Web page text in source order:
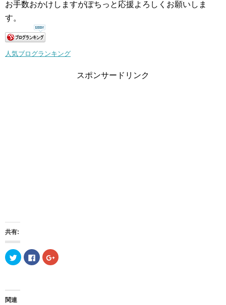
お手数おかけしますがぽちっと応援よろしくお願いしま
す。
人気ブログランキング
スポンサードリンク
共有:
ク
リ
T
F
a
ク
リ
関連